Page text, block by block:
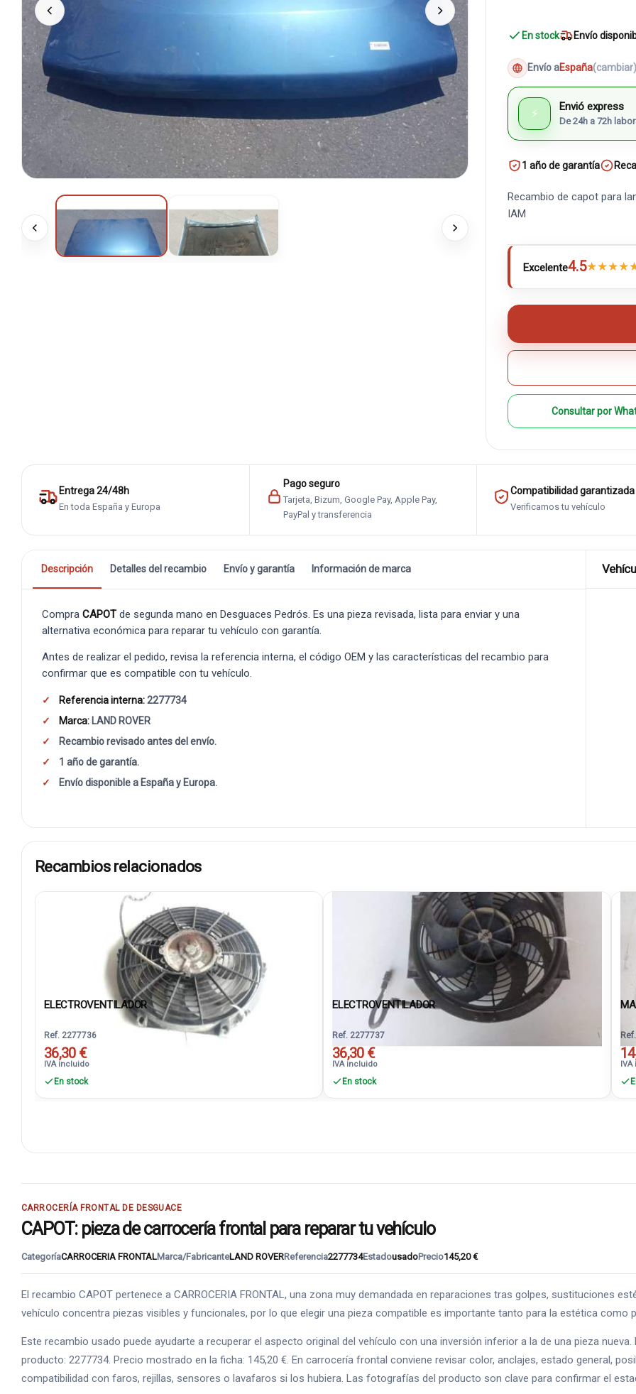
En stock Envío
Envío aEspaña(cambiar)
⚡ Envió express
De 24h a 72h
1 año de garantía
Recambio de capot para
IAM
Excelente4.5★★★★
Consultar por
Entrega 24/48h
En toda España y Europa
Pago seguro
Tarjeta, Bizum, Google Pay, Apple Pay,
PayPal y transferencia
Compatibilidad garantizada
Verificamos tu vehículo
Descripción Detalles del recambio Envío y garantía Información de marca
Compra CAPOTde segunda mano en Desguaces Pedrós. Es una pieza revisada, lista para enviar y una
alternativa económica para reparar tu vehículo con garantía.
Antes de realizar el pedido, revisa la referencia interna, el código OEM y las características del recambio para
confirmar que es compatible con tu vehículo.
Referencia interna:2277734
Marca: LAND ROVER
Recambio revisado antes del envío.
1 año de garantía.
Envío disponible a España y Europa.
Recambios relacionados
ELECTROVENTILADOR
Ref. 2277736
36,30 €
IVA incluido
En stock
ELECTROVENTILADOR
Ref. 2277737
36,30 €
IVA incluido
En stock
CARROCERÍA FRONTAL DE DESGUACE
CAPOT: pieza de carrocería frontal para reparar tu vehículo
CategoríaCARROCERIA FRONTALMarca/FabricanteLAND ROVERReferencia2277734EstadousadoPrecio145,20 €
El recambio CAPOT pertenece a CARROCERIA FRONTAL, una zona muy demandada en reparaciones tras golpes, sustituciones
vehículo concentra piezas visibles y funcionales, por lo que elegir una pieza compatible es importante tanto para la estética como
Este recambio usado puede ayudarte a recuperar el aspecto original del vehículo con una inversión inferior a la de una pieza nueva.
producto: 2277734. Precio mostrado en la ficha: 145,20 €. En carrocería frontal conviene revisar color, anclajes, estado general,
compatibilidad con faros, rejillas, sensores o lavafaros si los hubiera. Las fotografías del producto son clave para confirmar el